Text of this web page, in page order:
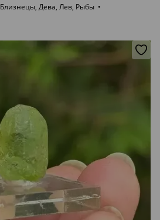
Близнецы, Дева, Лев, Рыбы